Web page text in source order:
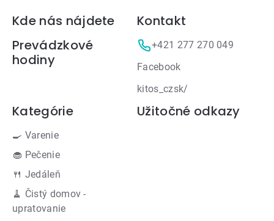
Zápätie
Kde nás nájdete
Prevádzkové
hodiny
Kontakt
+421 277 270 049
Facebook
kitos_czsk/
Kategórie
🍳 Varenie
🧁 Pečenie
🍴 Jedáleň
🧹 Čistý domov -
upratovanie
Užitočné odkazy